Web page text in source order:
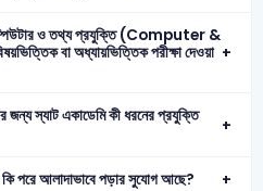
(Computer &
বা অধ্যায়ভিত্তিক পরীক্ষা দেওয়া
স্যাট একাডেমি কী ধরনের প্রযুক্তি
পরে আলাদাভাবে পড়ার সুযোগ আছে?